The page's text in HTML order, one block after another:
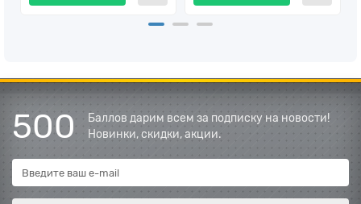
500
Баллов дарим всем за подписку на новости!
Новинки, скидки, акции.